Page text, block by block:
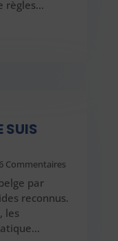
règles…
SUIS
Commentaires
par
reconnus.
les